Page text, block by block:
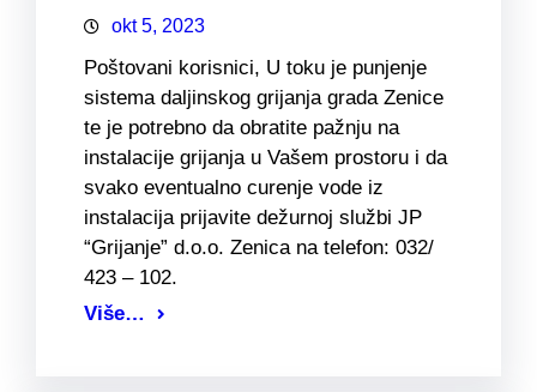
okt 5, 2023
Poštovani korisnici, U toku je punjenje
sistema daljinskog grijanja grada Zenice
te je potrebno da obratite pažnju na
instalacije grijanja u Vašem prostoru i da
svako eventualno curenje vode iz
instalacija prijavite dežurnoj službi JP
“Grijanje” d.o.o. Zenica na telefon: 032/
423 – 102.
Više…